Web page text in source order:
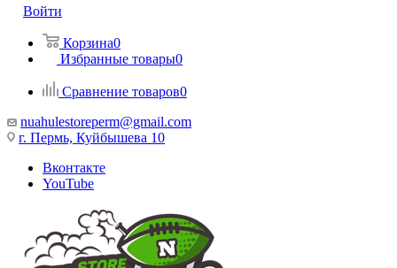
Войти
Корзина0
Избранные товары0
Сравнение товаров0
nuahulestoreperm@gmail.com
г. Пермь, Куйбышева 10
Вконтакте
YouTube